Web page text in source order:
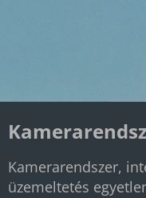
Kamerarendszer,
üzemeltetés